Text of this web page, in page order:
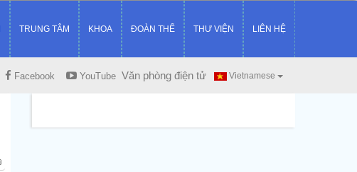
TRUNG TÂM KHOA ĐOÀN THỂ THƯ VIỆN LIÊN HỆ
Vietnamese
Facebook YouTube Văn phòng điện tử